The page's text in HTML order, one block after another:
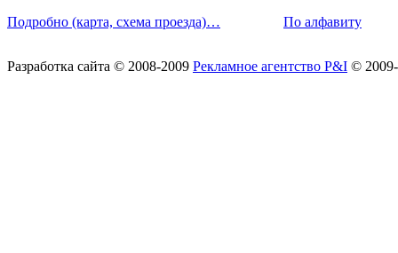
Подробно (карта, схема проезда)…
По алфавиту
Разработка сайта © 2008-2009 Рекламное агентство P&I ©